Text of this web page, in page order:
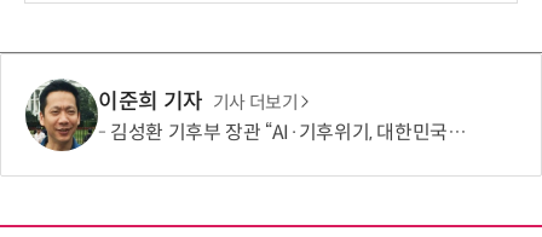
이준희 기자 기사 더보기
김성환 기후부 장관 “AI·기후위기, 대한민국이 함께 해결할 첫 국가 될 것”